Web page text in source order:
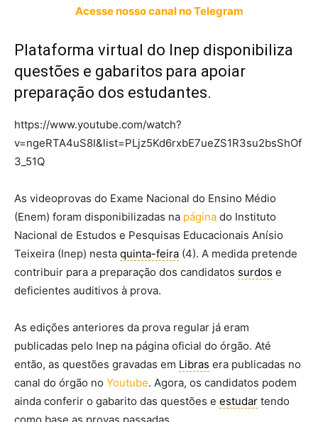
Acesse nosso canal no Telegram
Plataforma virtual do Inep disponibiliza
questões e gabaritos para apoiar
preparação dos estudantes.
https://www.youtube.com/watch?
v=ngeRTA4uS8I&list=PLjz5Kd6rxbE7ueZS1R3su2bsShOf
3_51Q
As videoprovas do Exame Nacional do Ensino Médio
(Enem) foram disponibilizadas na página do Instituto
Nacional de Estudos e Pesquisas Educacionais Anísio
Teixeira (Inep) nesta quinta-feira (4). A medida pretende
contribuir para a preparação dos candidatos surdos e
deficientes auditivos à prova.
As edições anteriores da prova regular já eram
publicadas pelo Inep na página oficial do órgão. Até
então, as questões gravadas em Libras era publicadas no
canal do órgão no Youtube. Agora, os candidatos podem
ainda conferir o gabarito das questões e estudar tendo